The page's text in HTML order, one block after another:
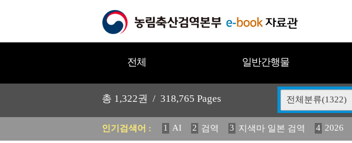
전체 일반간행물
총 1,322권 / 318,765 Pages 전체분류(1322)
인기검색어 : 1 AI 2 검역 3 지색마 일본 검역 4 2026
11 2025 12 중독성 식물 도감 13 媛 異 14